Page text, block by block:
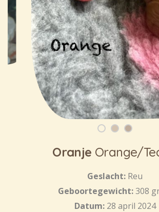
Oranje Orange/
Geslacht: Reu
Geboortegewicht:308
Datum: 28 april 2024